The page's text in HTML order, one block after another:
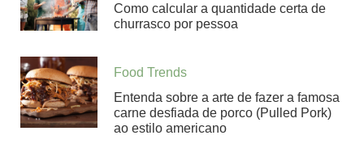
Como calcular a quantidade certa de
churrasco por pessoa
Food Trends
Entenda sobre a arte de fazer a famosa
carne desfiada de porco (Pulled Pork)
ao estilo americano